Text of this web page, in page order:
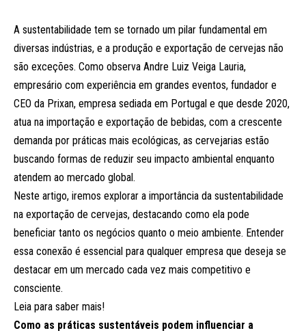
A sustentabilidade tem se tornado um pilar fundamental em
diversas indústrias, e a produção e exportação de cervejas não
são exceções. Como observa Andre Luiz Veiga Lauria,
empresário com experiência em grandes eventos, fundador e
CEO da Prixan, empresa sediada em Portugal e que desde 2020,
atua na importação e exportação de bebidas, com a crescente
demanda por práticas mais ecológicas, as cervejarias estão
buscando formas de reduzir seu impacto ambiental enquanto
atendem ao mercado global.
Neste artigo, iremos explorar a importância da sustentabilidade
na exportação de cervejas, destacando como ela pode
beneficiar tanto os negócios quanto o meio ambiente. Entender
essa conexão é essencial para qualquer empresa que deseja se
destacar em um mercado cada vez mais competitivo e
consciente.
Leia para saber mais!
Como as práticas sustentáveis podem influenciar a